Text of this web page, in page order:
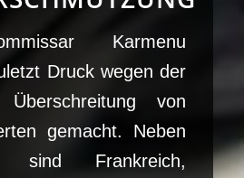
Karmenu
Druck wegen der
Überschreitung von
gemacht. Neben
sind Frankreich,